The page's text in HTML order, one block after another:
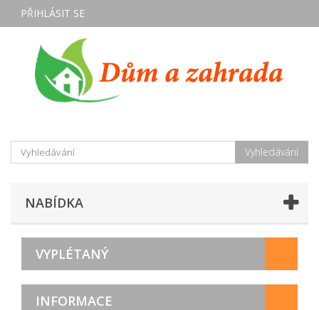
PŘIHLÁSIT SE
Vyhledávání
NABÍDKA
VYPLÉTANÝ
INFORMACE